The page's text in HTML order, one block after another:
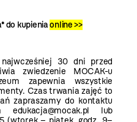
do kupieniaonline >>
30 dni przed
zwiedzenie MOCAK-u
zapewnia wszystkie
Czas trwania zajęć to
zapraszamy do kontaktu
lub